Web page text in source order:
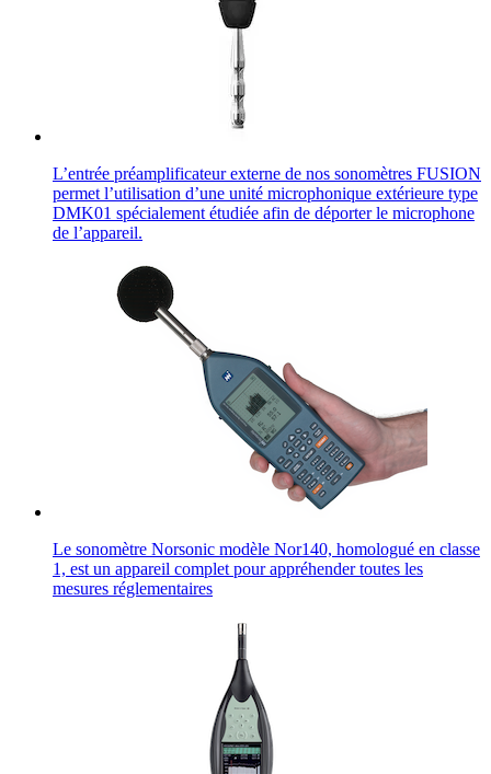
L’entrée préamplificateur externe de nos sonomètres FUSION
permet l’utilisation d’une unité microphonique extérieure type
DMK01 spécialement étudiée afin de déporter le microphone
de l’appareil.
Le sonomètre Norsonic modèle Nor140, homologué en classe
1, est un appareil complet pour appréhender toutes les
mesures réglementaires